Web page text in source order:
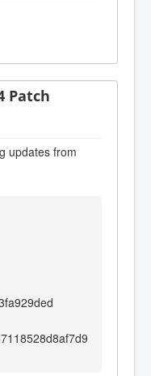
Patch
updates from